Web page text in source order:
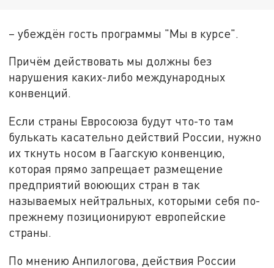
– убеждён гость программы "Мы в курсе".
Причём действовать мы должны без
нарушения каких-либо международных
конвенций.
Если страны Евросоюза будут что-то там
булькать касательно действий России, нужно
их ткнуть носом в Гаагскую конвенцию,
которая прямо запрещает размещение
предприятий воюющих стран в так
называемых нейтральных, которыми себя по-
прежнему позиционируют европейские
страны.
По мнению Анпилогова, действия России